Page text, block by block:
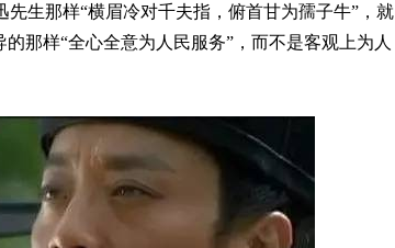
生那样“横眉冷对千夫指，俯首甘为孺子牛”，就
那样“全心全意为人民服务”，而不是客观上为人